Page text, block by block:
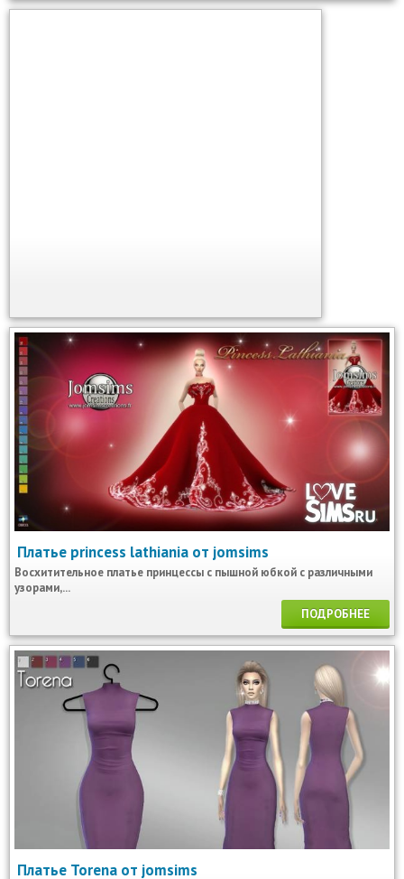
Платье princess lathiania от jomsims
Восхитительное платье принцессы с пышной юбкой с различными
узорами,...
ПОДРОБНЕЕ
Платье Torena от jomsims